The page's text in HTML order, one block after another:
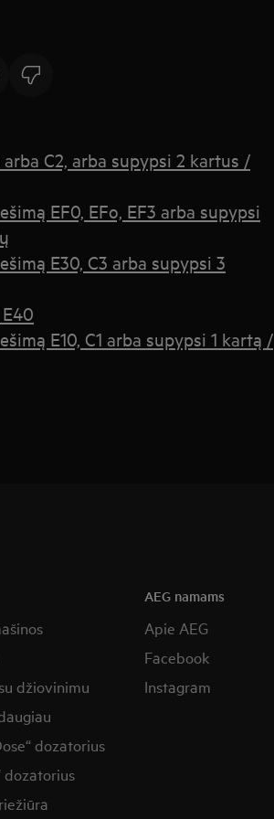
C2, arba supypsi 2 kartus /
EF0, EFo, EF3 arba supypsi
E30, C3 arba supypsi 3
E10, C1 arba supypsi 1 kartą /
džiovinimu
dozatorius
dozatorius
AEG namams
Apie AEG
Facebook
Instagram